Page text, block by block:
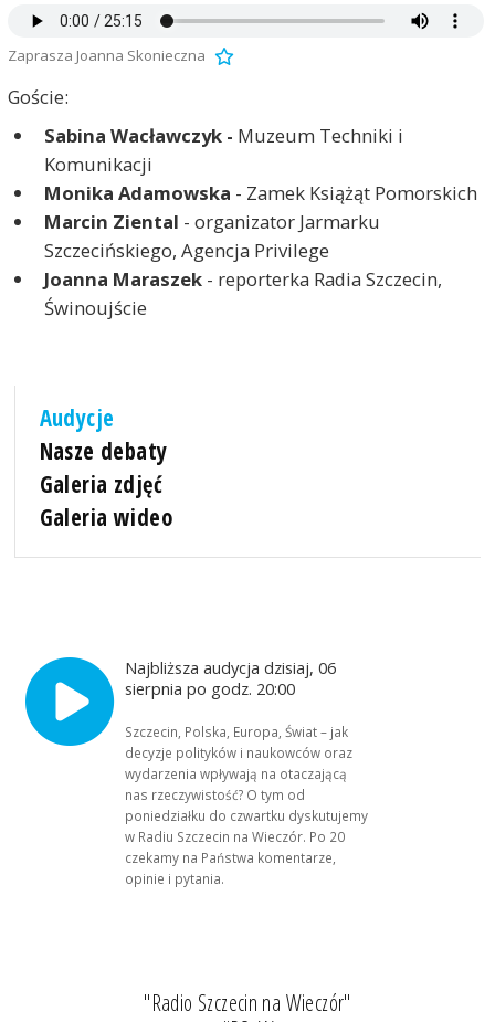
Zaprasza Joanna Skonieczna
Goście:
Sabina Wacławczyk - Muzeum Techniki i
Komunikacji
Monika Adamowska - Zamek Książąt Pomorskich
Marcin Ziental - organizator Jarmarku
Szczecińskiego, Agencja Privilege
Joanna Maraszek- reporterka Radia Szczecin,
Świnoujście
Audycje
Nasze debaty
Galeria zdjęć
Galeria wideo
Najbliższa audycja dzisiaj, 06
sierpnia po godz. 20:00
Szczecin, Polska, Europa, Świat – jak
decyzje polityków i naukowców oraz
wydarzenia wpływają na otaczającą
nas rzeczywistość? O tym od
poniedziałku do czwartku dyskutujemy
w Radiu Szczecin na Wieczór. Po 20
czekamy na Państwa komentarze,
opinie i pytania.
"Radio Szczecin na Wieczór"